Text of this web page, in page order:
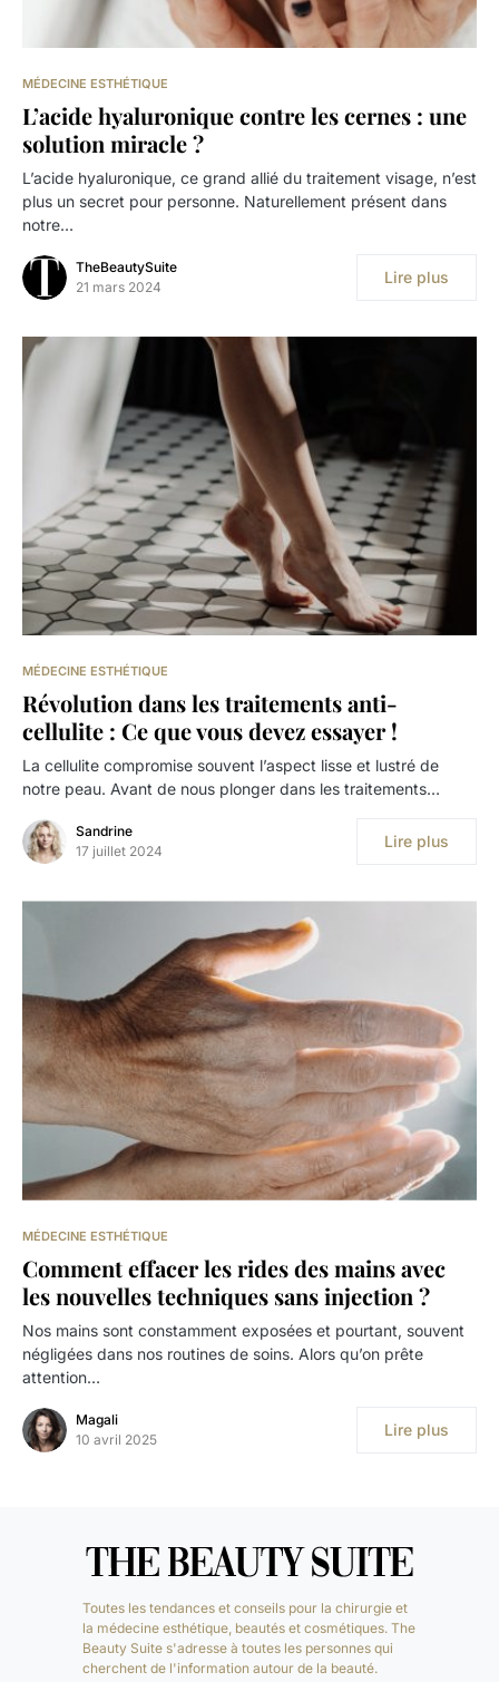
MÉDECINE ESTHÉTIQUE
L’acide hyaluronique contre les cernes : une
solution miracle ?
L’acide hyaluronique, ce grand allié du traitement visage, n’est
plus un secret pour personne. Naturellement présent dans
notre…
TheBeautySuite
21 mars 2024
Lire plus
MÉDECINE ESTHÉTIQUE
Révolution dans les traitements anti-
cellulite : Ce que vous devez essayer !
La cellulite compromise souvent l’aspect lisse et lustré de
notre peau. Avant de nous plonger dans les traitements…
Sandrine
17 juillet 2024
Lire plus
MÉDECINE ESTHÉTIQUE
Comment effacer les rides des mains avec
les nouvelles techniques sans injection ?
Nos mains sont constamment exposées et pourtant, souvent
négligées dans nos routines de soins. Alors qu’on prête
attention…
Magali
10 avril 2025
Lire plus
Toutes les tendances et conseils pour la chirurgie et
la médecine esthétique, beautés et cosmétiques. The
Beauty Suite s'adresse à toutes les personnes qui
cherchent de l'information autour de la beauté.